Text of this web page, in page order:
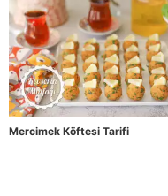
Mercimek Köftesi Tarifi